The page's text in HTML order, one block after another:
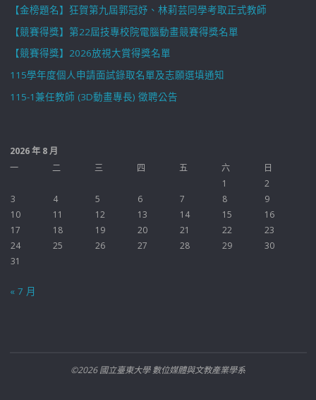
【金榜題名】狂賀第九屆郭冠妤、林莉芸同學考取正式教師
【競賽得獎】第22屆技專校院電腦動畫競賽得獎名單
【競賽得獎】2026放視大賞得獎名單
115學年度個人申請面試錄取名單及志願選填通知
115-1兼任教師 (3D動畫專長) 徵聘公告
2026 年 8 月
一
二 三 四 五 六
日
1
2
3
4 5 6 7 8
9
10
11 12 13 14 15
16
17
18 19 20 21 22
23
24
25 26 27 28 29
30
31
« 7 月
©2026 國立臺東大學 數位媒體與文教產業學系